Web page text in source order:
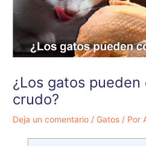
¿Los gatos
crudo?
Deja un comentario / Gatos / Por